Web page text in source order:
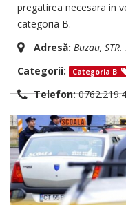
pregatirea necesara in
categoria B.
Adresă: Buzau,
Categorii:
Categoria B
Telefon: